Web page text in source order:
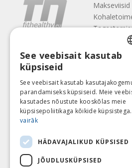
Makseviisid
Kontaktid
Järgne meile Leia meid
Maksa
See veebisait kasutab
küpsiseid
See veebisait kasutab
parandamiseks küpsiseid. Meie
kasutades nõustute kooskõlas meie
küpsisepoliitikaga kõikide küpsistega.
vairāk
HÄDAVAJALIKUD KÜPSISED
JÕUDLUSKÜPSISED